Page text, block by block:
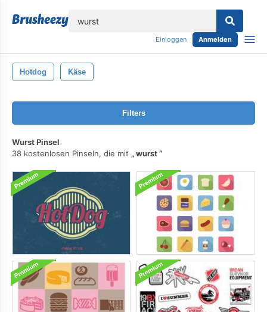
Einloggen Anmelden
Hotdog Käse
Filters
Wurst Pinsel
38 kostenlosen Pinseln, die mit
wurst